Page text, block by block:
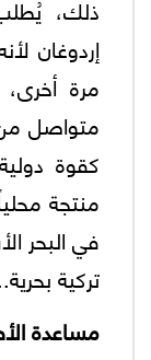
ذلك،
إردوغان
مرة
متواصل من
كقوة
منتجة
في البحر
تركية
مساعدة